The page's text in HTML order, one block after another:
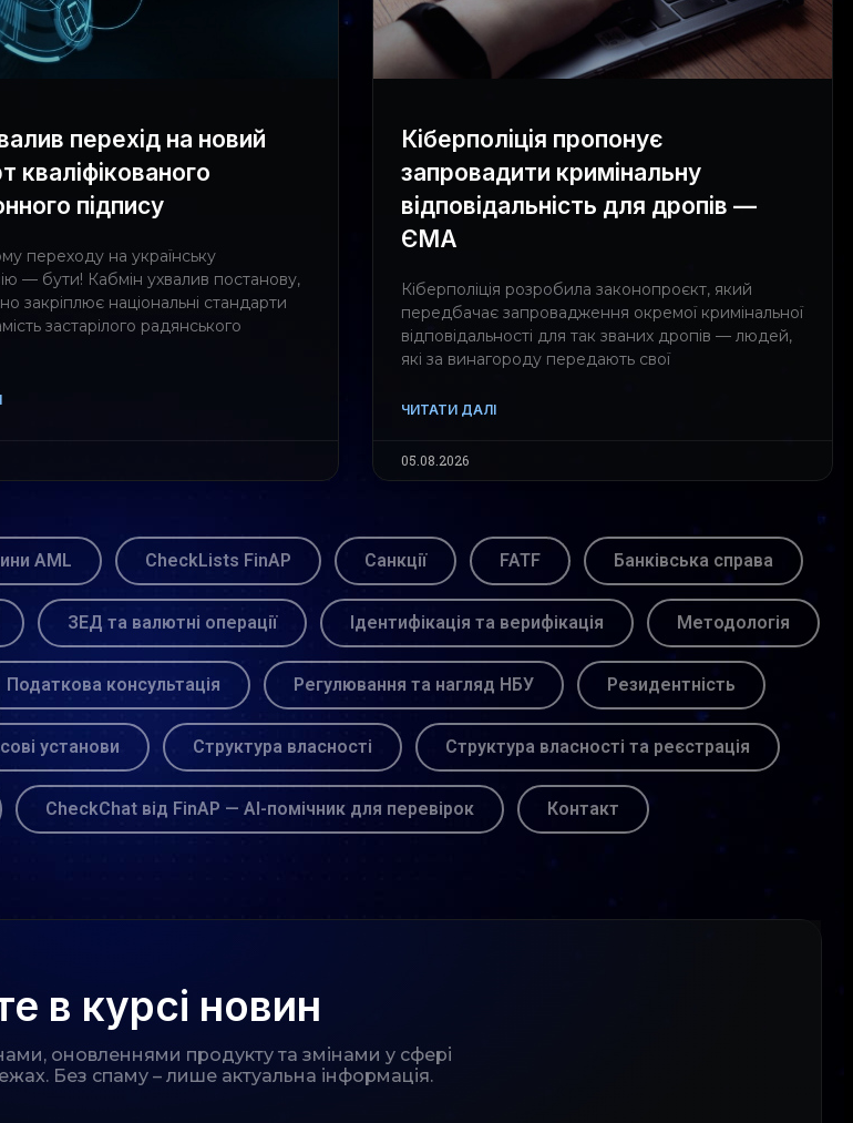
перехід на новий
кваліфікованого
підпису
переходу на українську
— бути! Кабмін ухвалив постанову,
закріплює національні стандарти
застарілого радянського
Кіберполіція пропонує
запровадити кримінальну
відповідальність для дропів —
ЄМА
Кіберполіція розробила законопроєкт, який
передбачає запровадження окремої кримінальної
відповідальності для так званих дропів — людей,
які за винагороду передають свої
ЧИТАТИ ДАЛІ
05.08.2026
AML CheckLists FinAP Санкції FATF Банківська справа
ЗЕД та валютні операції Ідентифікація та верифікація Методологія
Податкова консультація Регулювання та нагляд НБУ Резидентність
установи Структура власності Структура власності та реєстрація
CheckChat від FinAP — AI-помічник для перевірок Контакт
в курсі новин
оновленнями продукту та змінами у сфері
Без спаму – лише актуальна інформація.